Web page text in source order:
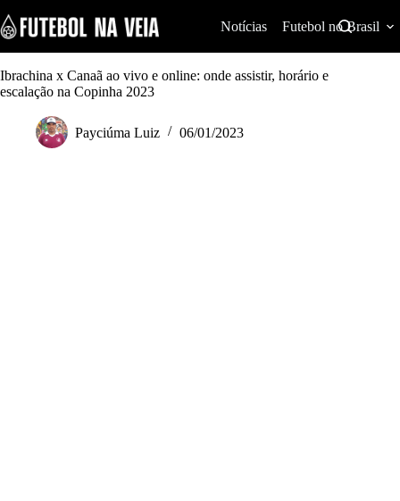
k
i
p
t
o
Notícias Futebol no Brasil
Ibrachina x Canaã ao vivo e online: onde assistir, horário e
escalação na Copinha 2023
Payciúma Luiz 06/01/2023